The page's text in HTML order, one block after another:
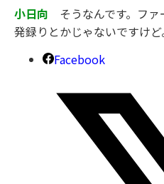
小日向 そうなんです。ファ
発録りとかじゃないですけ
Facebook